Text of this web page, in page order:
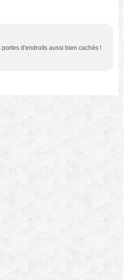
d'endroits aussi bien cachés !